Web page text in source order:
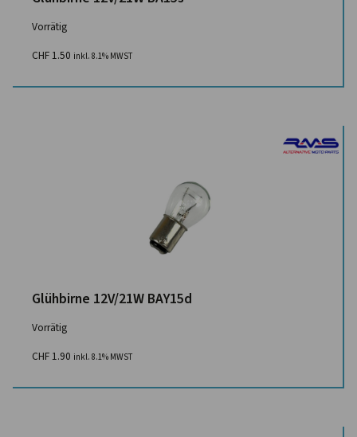
Vorrätig
CHF 1.50 inkl. 8.1% MWST
Glühbirne 12V/21W BAY15d
Vorrätig
CHF 1.90 inkl. 8.1% MWST